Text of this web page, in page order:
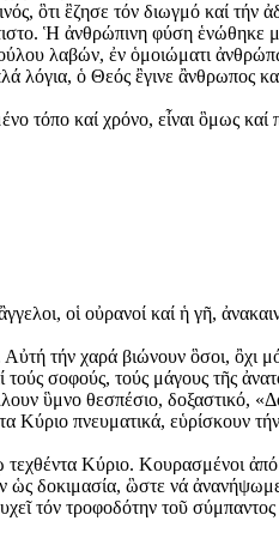
ὃτι ἒζησε τόν διωγμό καί
Ἡ ἀνθρώπινη φύση ἑνώθηκε
λαβών, ἐν ὁμοιώματι
ὁ Θεός ἒγινε ἂνθρωπος
τόπο καί χρόνο, εἶναι ὃμως
οἱ οὐρανοί καί ἡ γῆ,
τήν χαρά βιώνουν ὃσοι, ὂχι
σοφούς, τούς μάγους τῆς
ὓμνο θεσπέσιο, δοξαστικό,
Κύριο πνευματικά, εὑρίσκουν
Κύριο. Κουρασμένοι
δοκιμασία, ὣστε νά
τόν τροφοδότην τοῦ